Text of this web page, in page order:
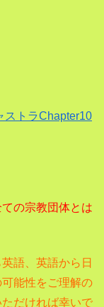
ストラChapter10
の宗教団体とは
語、 英語から日
能性をご理解の
だければ幸いで